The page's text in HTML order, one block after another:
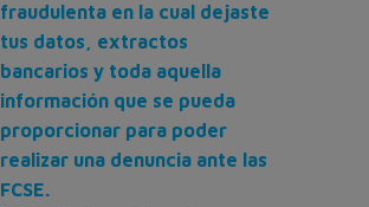
fraudulenta en la cual dejaste
tus datos, extractos
bancarios y toda aquella
información que se pueda
proporcionar para poder
realizar una denuncia ante las
FCSE.